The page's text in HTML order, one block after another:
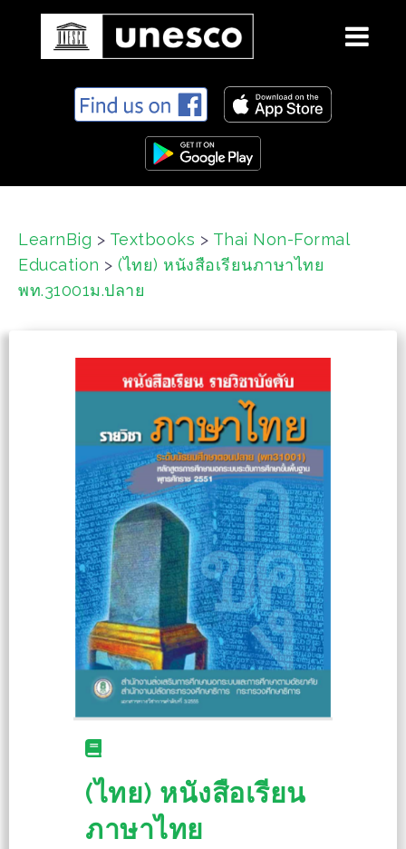
n
LearnBig > Textbooks > Thai Non-Formal
Education > (ไทย) หนังสือเรียนภาษาไทย
พท.31001ม.ปลาย
(ไทย) หนังสือเรียน
ภาษาไทย